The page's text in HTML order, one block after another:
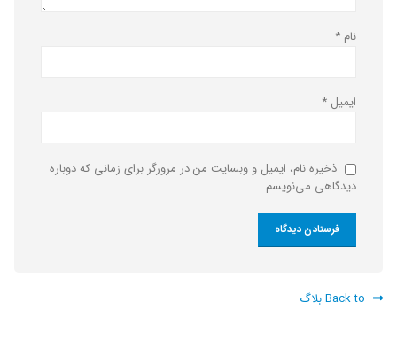
نام *
ایمیل *
ذخیره نام، ایمیل و وبسایت من در مرورگر برای زمانی که دوباره
دیدگاهی می‌نویسم.